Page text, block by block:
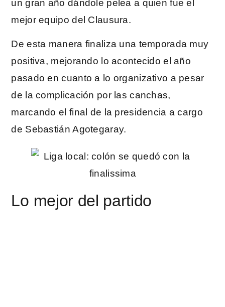
un gran año dándole pelea a quien fue el
mejor equipo del Clausura.
De esta manera finaliza una temporada muy
positiva, mejorando lo acontecido el año
pasado en cuanto a lo organizativo a pesar
de la complicación por las canchas,
marcando el final de la presidencia a cargo
de Sebastián Agotegaray.
Lo mejor del partido